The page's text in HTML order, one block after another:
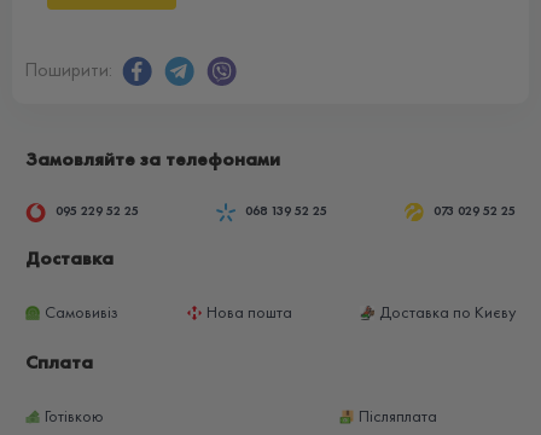
Поширити:
Замовляйте за телефонами
095 229 52 25 068 139 52 25 073 029 52 25
Доставка
Самовивіз Нова пошта Доставка по Києву
Сплата
Готівкою
Післяплата